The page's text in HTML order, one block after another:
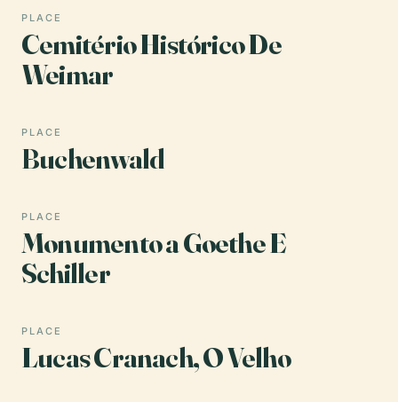
PLACE
Cemitério Histórico De
Weimar
PLACE
Buchenwald
PLACE
Monumento a Goethe E
Schiller
PLACE
Lucas Cranach, O Velho